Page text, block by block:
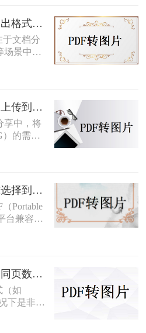
件，那
PDF转图片4法详解：输出格式、分辨率、批量处理全对比！
于文档分
场景中。
将从不同
绍多种
PDF转图片4法实操：从上传到下载的完整步骤和参数设置！
享中，将
）的需求
片呢？本
不同场
PDF转图片4法：从格式选择到DPI设置的完整操作指南！
Portable
台兼容性
而，在
页面或
制作演示
进其他图
何转成图
文件转
轻松完
PDF转图片常用4法：不同页数文档的最优转换路径！
（如
下是非常
上分享
快速查